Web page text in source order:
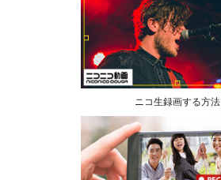
ニコ生録画する方法